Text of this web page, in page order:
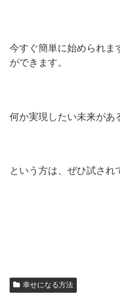
今すぐ簡単に始められま
ができます。
何か実現したい未来があ
という方は、ぜひ試され
幸せになる方法